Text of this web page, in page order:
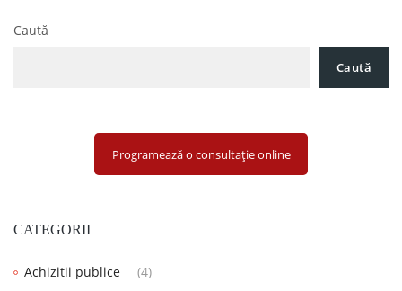
Caută
Caută
Programează o consultație online
CATEGORII
Achizitii publice
(4)